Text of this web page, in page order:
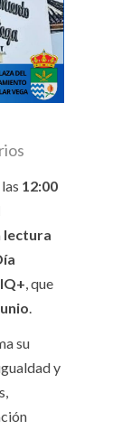
las 12:00
lectura
, que
.
su
y